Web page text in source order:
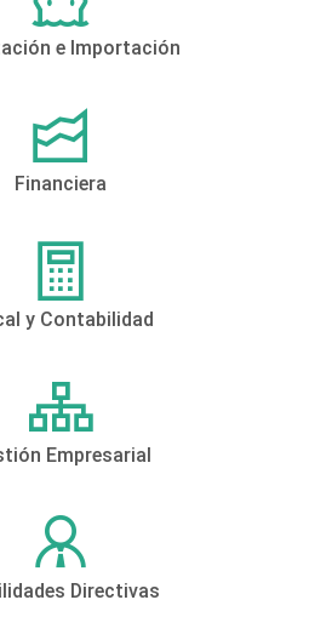
e Importación
Financiera
y Contabilidad
Empresarial
Directivas